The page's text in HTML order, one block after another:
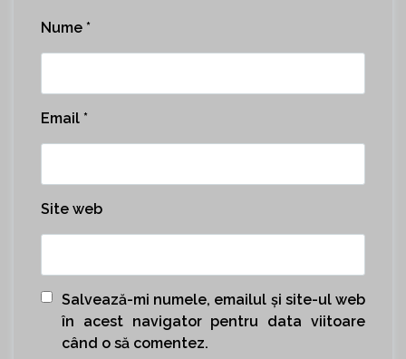
Nume *
Email *
Site web
Salvează-mi numele, emailul și site-ul web
în acest navigator pentru data viitoare
când o să comentez.